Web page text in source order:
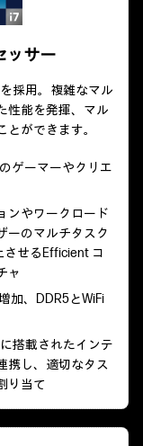
ッサー
採用。複雑なマル
性能を発揮、マル
ができます。
ゲーマーやクリエ
ンやワークロード
ーのマルチタスク
させるEfficient コ
ャ
加、DDR5とWiFi
搭載されたインテ
携し、適切なタス
り当て